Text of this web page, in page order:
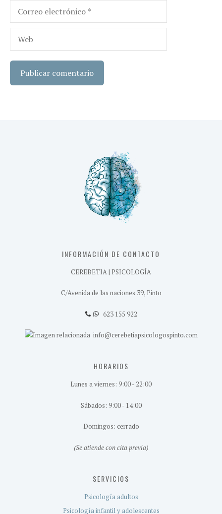
Correo
electrónico
Web
INFORMACIÓN DE CONTACTO
CEREBETIA | PSICOLOGÍA
C/Avenida de las naciones 39, Pinto
623 155 922
info@cerebetiapsicologospinto.com
HORARIOS
Lunes a viernes: 9:00 - 22:00
Sábados: 9:00 - 14:00
Domingos: cerrado
(Se atiende con cita previa)
SERVICIOS
Psicología adultos
Psicología infantil y adolescentes